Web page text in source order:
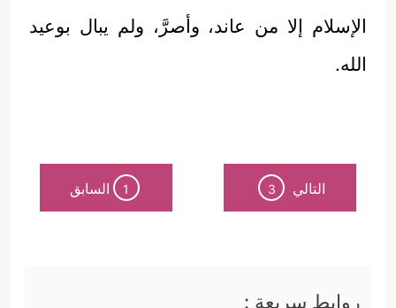
الإسلام إلا من عاند، وأصرَّ، ولم يبال بوعيد
الله.
التالي 3
1 السابق
روابط سريعة :